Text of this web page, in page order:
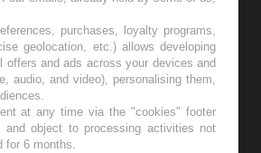
purchases, loyalty programs,
geolocation, etc.) allows developing
and ads across your devices and
audio, and video), personalising them,
at any time via the "cookies" footer
object to processing activities not
for 6 months.